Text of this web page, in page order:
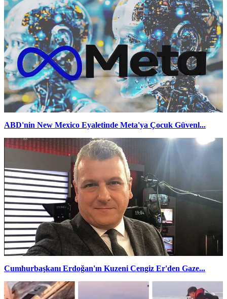
ABD'nin New Mexico Eyaletinde Meta'ya Çocuk Güvenl...
Cumhurbaşkanı Erdoğan'ın Kuzeni Cengiz Er'den Gaze...